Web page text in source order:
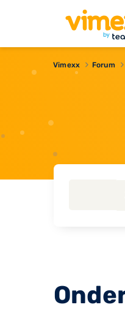
Vimexx Forum